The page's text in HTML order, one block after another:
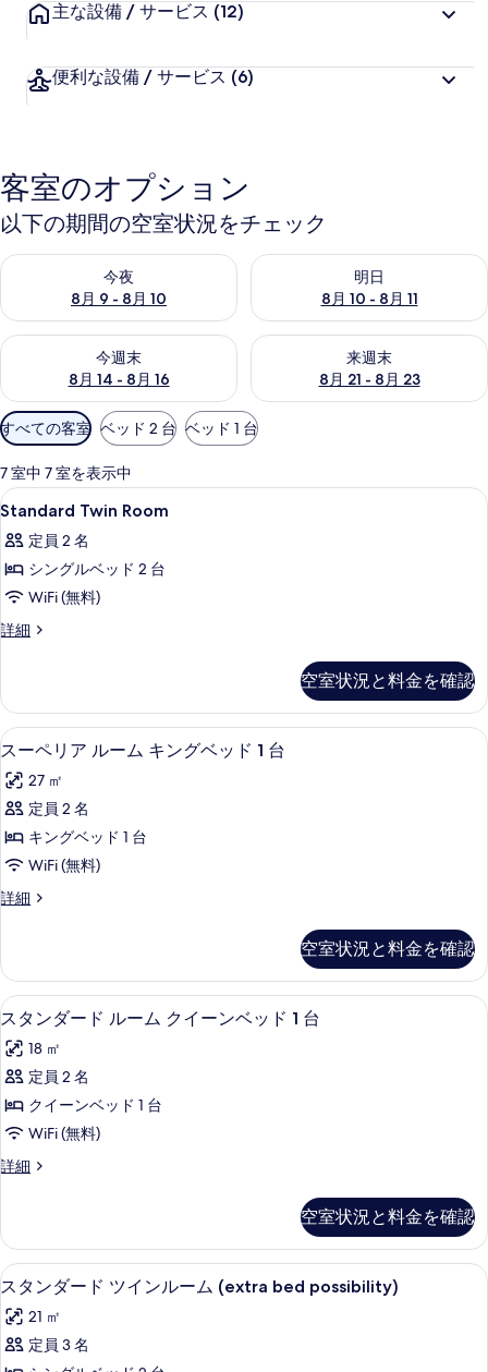
主な設備 / サービス (12)
便利な設備 / サービス (6)
客室のオプション
以下の期間の空室状況をチェック
今夜
8月 9 - 8月 10
今夜 8月 9 - 8月 10 の空室状況をチェック
明日
8月 10 - 8月 11
明日 8月 10 - 8月 11 の空室状
今週末
8月 14 - 8月 16
今週末 8月 14 - 8月 16 の空室状況をチェック
来週末
8月 21 - 8月 23
来週末 8月 21 - 8月 23 の空室
利
用
可
能
な
客
室
の
り
条
件
すべての客室 ベッド 2 台 ベッド 1 台
7 室中 7 室を表示中
Standard
Twin
Room
の
す
べ
写
真
を
表
示
す
る
ミニバー、セーフティボックス (室内
5
Standard Twin Room
定員 2 名
シングルベッド 2 台
WiFi (無料)
詳細
Standard
詳
細
空室状況と料金を確認
ス
ー
ペ
リ
ア
ー
キ
ン
グ
ベ
ッ
ド
1
台
べ
て
の
写
真
ミニバー、セーフティボックス (室内
5
スーペリア ルーム キングベッド 1 台
27 ㎡
定員 2 名
キングベッド 1 台
WiFi (無料)
詳細
ス
ア
ル
ー
キ
ン
ベ
ッ
1
細
空室状況と料金を確認
ス
タ
ン
ダ
ー
ル
ム
ク
イ
ー
ン
ミニバー、セーフティボックス (室内
6
スタンダード ルーム クイーンベッド 1 台
18 ㎡
定員 2 名
クイーンベッド 1 台
WiFi (無料)
詳細
ス
ー
ド
ル
ム
ク
空室状況と料金を確認
ス
タ
ン
ダ
スタンダード ツインルーム (extra
6
スタンダード ツインルーム (extra bed possibility)
21 ㎡
定員 3 名